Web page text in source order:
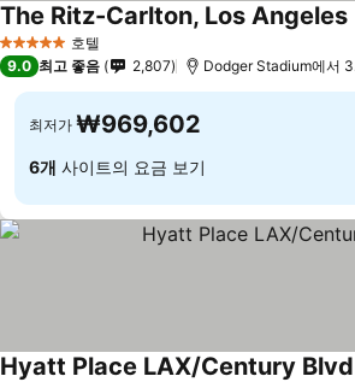
5 성급 호텔
The Ritz-Carlton, Los Angeles
9.0 최고 좋음 2,807 Dodger Stadium에서
최저가 ₩969,602
6개 사이트의 요금 보기
Hyatt Place LAX/Century Blvd